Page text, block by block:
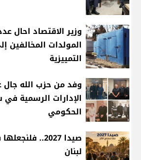
وزير الاقتصاد احال
المولدات المخالفين
التمييزية
وفد من حزب الله
الإدارات الرسمية
الحكومي
صيدا 2027..
لبنان